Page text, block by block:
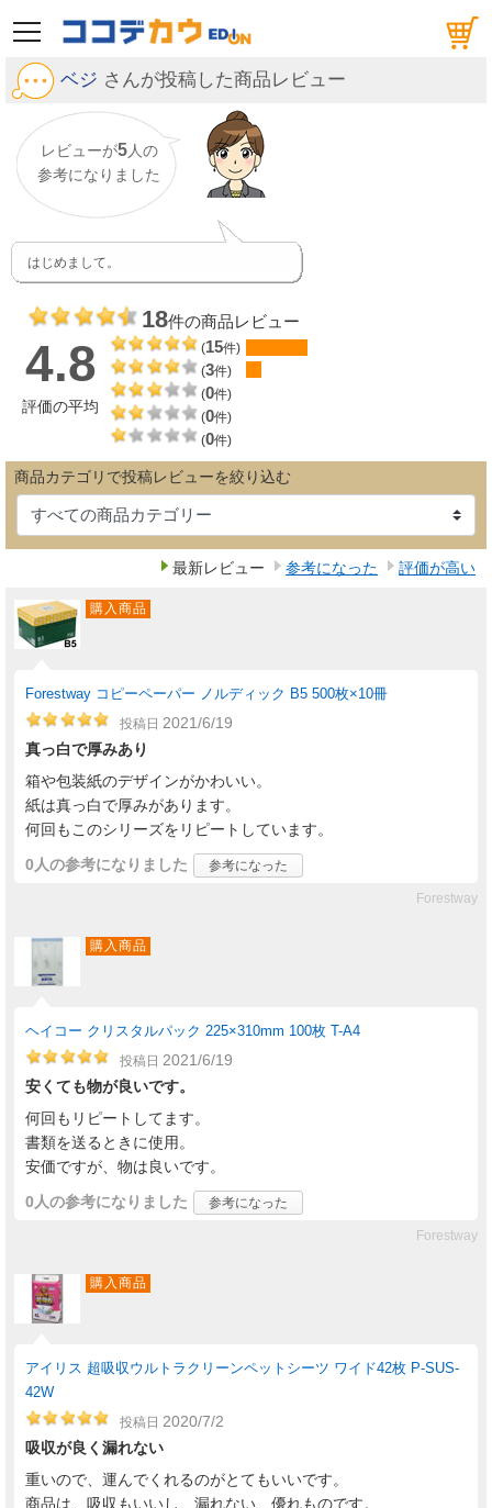
メニュー
ベジ さんが投稿した商品レビュー
レビューが5人の
参考になりました
はじめまして。
18件の商品レビュー
4.8
評価の平均
(15件)
(3件)
(0件)
(0件)
(0件)
商品カテゴリで投稿レビューを絞り込む
最新レビュー 参考になった 評価が高い
購入商品
Forestway コピーペーパー ノルディック B5 500枚×10冊
投稿日 2021/6/19
真っ白で厚みあり
箱や包装紙のデザインがかわいい。
紙は真っ白で厚みがあります。
何回もこのシリーズをリピートしています。
0人の参考になりました 参考になった
Forestway
購入商品
ヘイコー クリスタルパック 225×310mm 100枚 T-A4
投稿日 2021/6/19
安くても物が良いです。
何回もリピートしてます。
書類を送るときに使用。
安価ですが、物は良いです。
0人の参考になりました 参考になった
Forestway
購入商品
アイリス 超吸収ウルトラクリーンペットシーツ ワイド42枚 P-SUS-
42W
投稿日 2020/7/2
吸収が良く漏れない
重いので、運んでくれるのがとてもいいです。
商品は、吸収もいいし、漏れない、優れものです。